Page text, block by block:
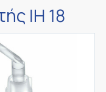
IH 18